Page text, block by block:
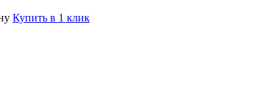
Купить в 1 клик